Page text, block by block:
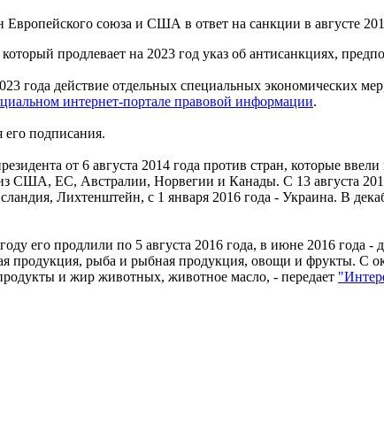
Европейского союза и США в ответ на санкции в августе
продлевает на 2023 год указ об антисанкциях,
года действие отдельных специальных экономических
интернет-портале правовой информации.
его подписания.
от 6 августа 2014 года против стран, которые
США, ЕС, Австралии, Норвегии и Канады. С 13 августа
Лихтенштейн, с 1 января 2016 года - Украина. В
его продлили по 5 августа 2016 года, в июне 2016 года
продукция, рыба и рыбная продукция, овощи и фрукты. С
и жир животных, животное масло, - передает